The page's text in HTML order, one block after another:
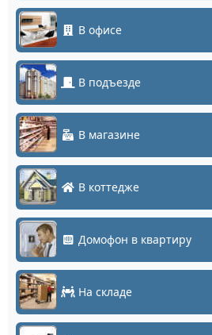
В офисе
В подъезде
В магазине
В коттедже
Домофон в квартиру
На складе